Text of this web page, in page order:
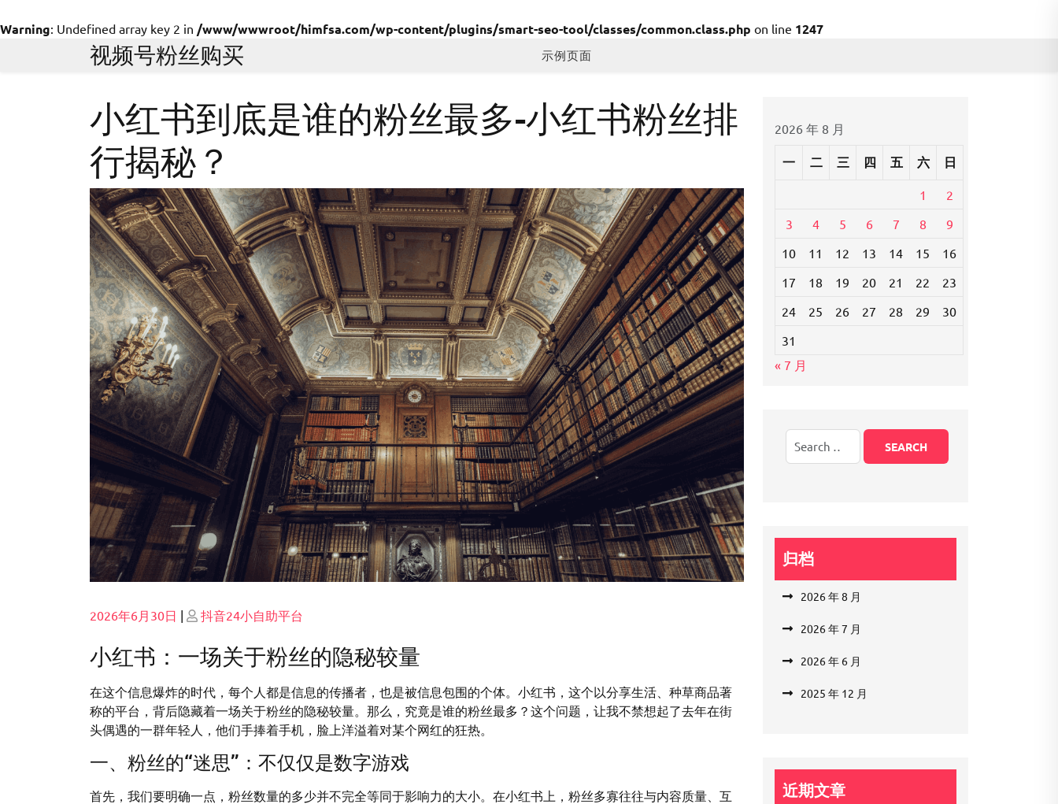
Warning: Undefined array key 2 in /www/wwwroot/himfsa.com/wp-content/plugins/smart-seo-tool/classes/common.class.php on line 1247
视频号粉丝购买 示例页面
小红书到底是谁的粉丝最多-小红书粉丝排
行揭秘？
Posted
2026年6月30日 | Posted
抖音24小自助平台
小红书：一场关于粉丝的隐秘较量
在这个信息爆炸的时代，每个人都是信息的传播者，也是被信息包围的个体。小红书，这个以分享生活、种草商品著
称的平台，背后隐藏着一场关于粉丝的隐秘较量。那么，究竟是谁的粉丝最多？这个问题，让我不禁想起了去年在街
头偶遇的一群年轻人，他们手捧着手机，脸上洋溢着对某个网红的狂热。
一、粉丝的“迷思”：不仅仅是数字游戏
首先，我们要明确一点，粉丝数量的多少并不完全等同于影响力的大小。在小红书上，粉丝多寡往往与内容质量、互
2026 年 8 月
一 二 三 四 五 六 日
1
2
3
4 5 6 7 8
9
10
11 12 13 14 15
16
17
18 19 20 21 22
23
24
25 26 27 28 29
30
31
« 7 月
归档
2026 年 8 月
2026 年 7 月
2026 年 6 月
2025 年 12 月
近期文章